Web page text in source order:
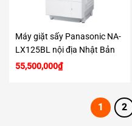
Máy giặt sấy Panasonic NA-
LX125BL nội địa Nhật Bản
55,500,000₫
1 2